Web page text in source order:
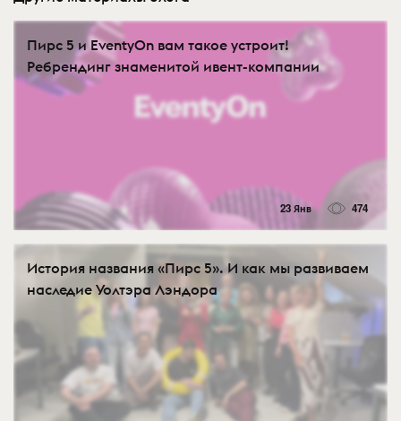
Пирс 5 и EventyOn вам такое устроит!
Ребрендинг знаменитой ивент-компании
23 Янв 474
История названия «Пирс 5». И как мы развиваем
наследие Уолтэра Лэндора